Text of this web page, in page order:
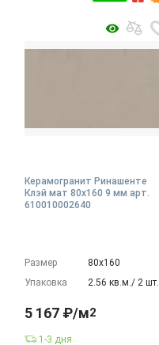
Керамогранит Ринашенте
Клэй мат 80x160 9 мм арт.
610010002640
Размер
80х160
Упаковка
2.56 кв.м./ 2 шт.
5 167 ₽/м2
1-3 дня